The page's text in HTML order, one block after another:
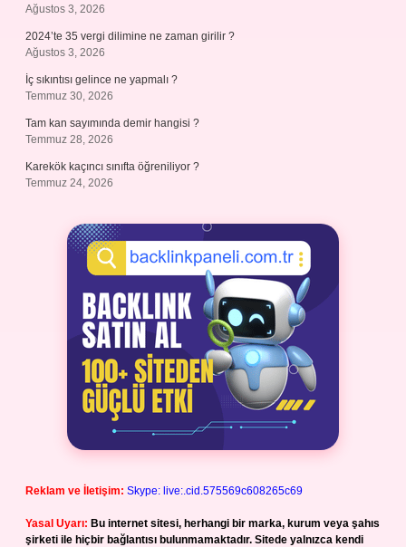
Ağustos 3, 2026
2024’te 35 vergi dilimine ne zaman girilir ?
Ağustos 3, 2026
İç sıkıntısı gelince ne yapmalı ?
Temmuz 30, 2026
Tam kan sayımında demir hangisi ?
Temmuz 28, 2026
Karekök kaçıncı sınıfta öğreniliyor ?
Temmuz 24, 2026
Reklam ve İletişim: Skype: live:.cid.575569c608265c69
Yasal Uyarı: Bu internet sitesi, herhangi bir marka, kurum veya şahıs
şirketi ile hiçbir bağlantısı bulunmamaktadır. Sitede yalnızca kendi